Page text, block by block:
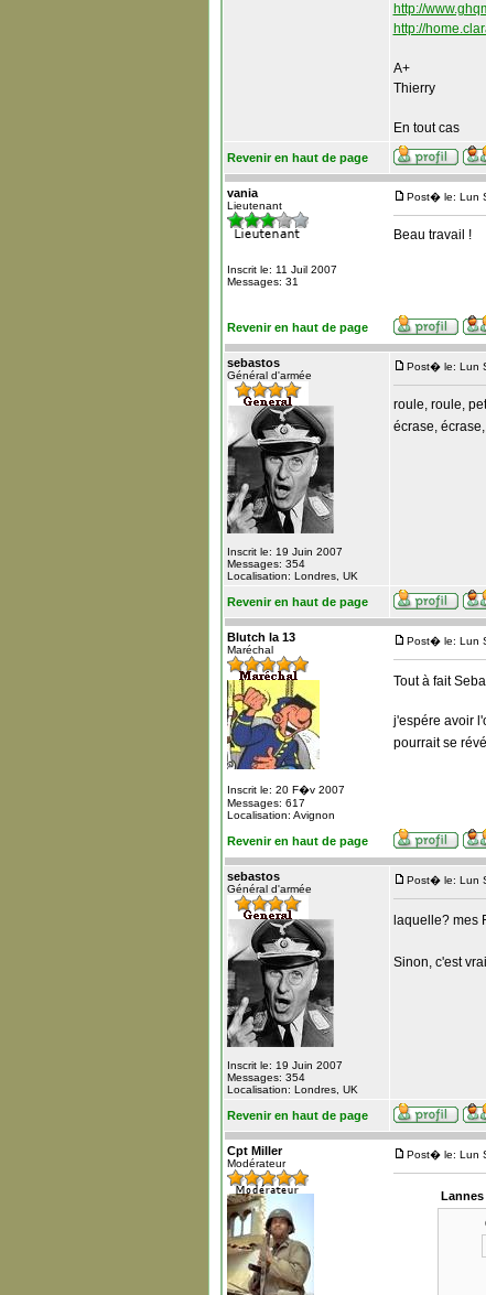
http://
http://
A+
Thierry
En tout cas
Revenir en haut de page
vania
Lieutenant
Inscrit le: 11 Juil 2007
Messages: 31
Post� le: Lun
Beau travail !
Revenir en haut de page
sebastos
Général d'armée
Inscrit le: 19 Juin 2007
Messages: 354
Localisation: Londres, UK
Post� le: Lun
roule, roule,
écrase,
Revenir en haut de page
Blutch la 13
Maréchal
Inscrit le: 20 F�v 2007
Messages: 617
Localisation: Avignon
Post� le: Lun
Tout à fait
j'espére avoir
pourrait se
Revenir en haut de page
sebastos
Général d'armée
Inscrit le: 19 Juin 2007
Messages: 354
Localisation: Londres, UK
Post� le: Lun
laquelle? mes
Sinon, c'est
Revenir en haut de page
Cpt Miller
Modérateur
Post� le: Lun